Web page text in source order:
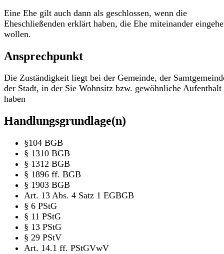
Eine Ehe gilt auch dann als geschlossen, wenn die
Eheschließenden erklärt haben, die Ehe miteinander
wollen.
Ansprechpunkt
Die Zuständigkeit liegt bei der Gemeinde, der
der Stadt, in der Sie Wohnsitz bzw. gewöhnliche Aufenthalt
haben
Handlungsgrundlage(n)
§104 BGB
§ 1310 BGB
§ 1312 BGB
§ 1896 ff. BGB
§ 1903 BGB
Art. 13 Abs. 4 Satz 1 EGBGB
§ 6 PStG
§ 11 PStG
§ 13 PStG
§ 29 PStV
Art. 14.1 ff. PStGVwV